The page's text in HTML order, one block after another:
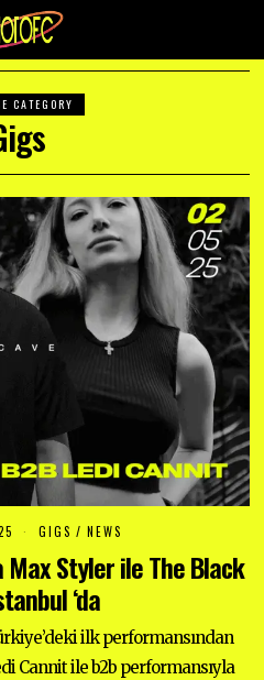
CATEGORY
R
I
L
2
8
,
2
GIGS / NEWS
Max Styler ile The Black
‘da
ilk performansından
Cannit ile b2b performansıyla